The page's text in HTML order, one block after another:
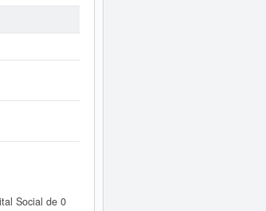
Social de 0